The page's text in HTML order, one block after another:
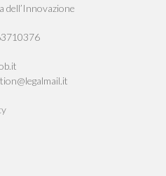
dell’Innovazione